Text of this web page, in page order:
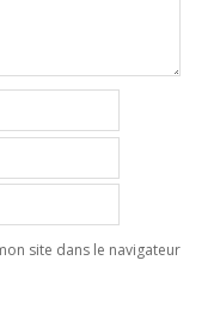
site dans le navigateur